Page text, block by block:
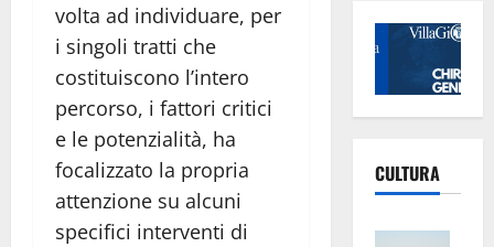
volta ad individuare, per
i singoli tratti che
costituiscono l’intero
percorso, i fattori critici
e le potenzialità, ha
focalizzato la propria
attenzione su alcuni
specifici interventi di
CULTURA